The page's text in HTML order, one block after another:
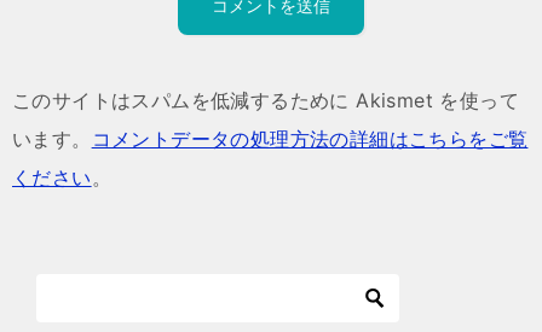
このサイトはスパムを低減するために Akismet を使って
います。
コメントデータの処理方法の詳細はこちらをご覧
ください。